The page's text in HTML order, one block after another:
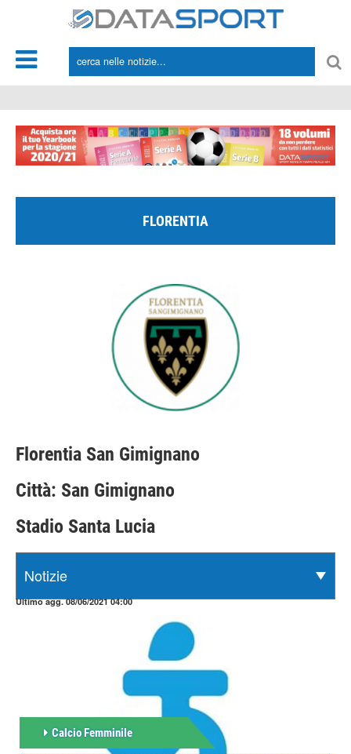
FLORENTIA
Florentia San Gimignano
Città: San Gimignano
Stadio Santa Lucia
Ultimo agg. 08/06/2021 04:00
Calcio Femminile